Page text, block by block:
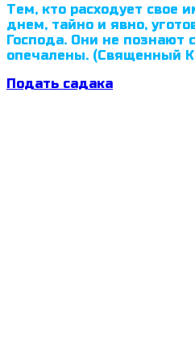
Тем, кто расходует свое
днем, тайно и явно,
Господа. Они не познают
опечалены. (Священный
Подать садака